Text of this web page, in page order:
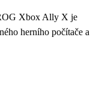
Xbox Ally X je
herního počítače a